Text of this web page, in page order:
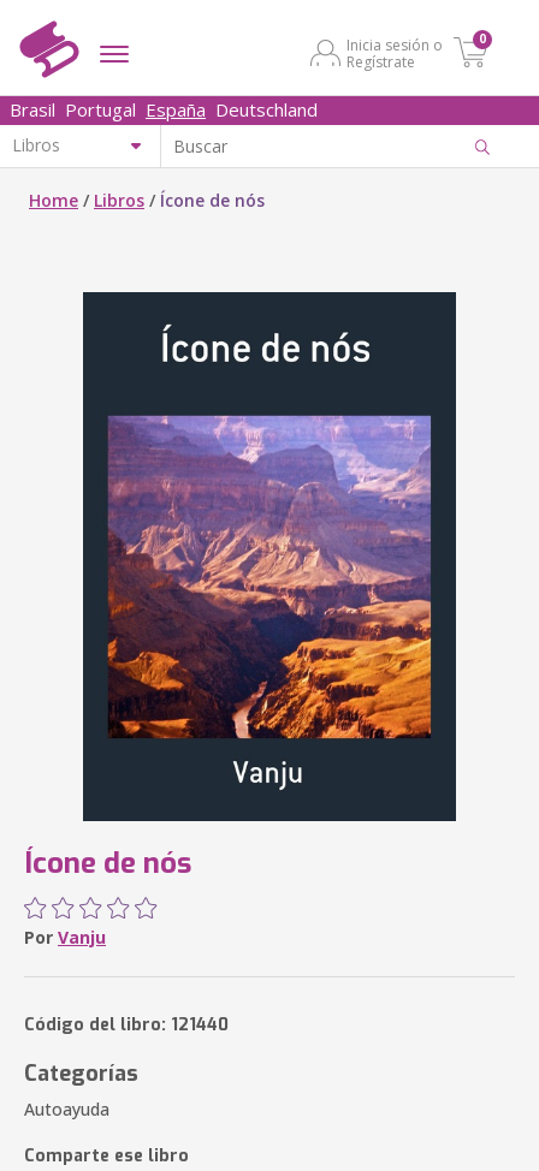
Inicia sesión o
Regístrate
0
Brasil Portugal España Deutschland
Home / Libros / Ícone de nós
Ícone de nós
Por Vanju
Código del libro: 121440
Categorías
Autoayuda
Comparte ese libro